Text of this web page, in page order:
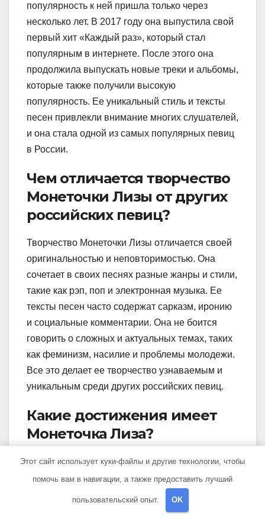
популярность к ней пришла только через
несколько лет. В 2017 году она выпустила свой
первый хит «Каждый раз», который стал
популярным в интернете. После этого она
продолжила выпускать новые треки и альбомы,
которые также получили высокую
популярность. Ее уникальный стиль и тексты
песен привлекли внимание многих слушателей,
и она стала одной из самых популярных певиц
в России.
Чем отличается творчество
Монеточки Лизы от других
российских певиц?
Творчество Монеточки Лизы отличается своей
оригинальностью и неповторимостью. Она
сочетает в своих песнях разные жанры и стили,
такие как рэп, поп и электронная музыка. Ее
тексты песен часто содержат сарказм, иронию
и социальные комментарии. Она не боится
говорить о сложных и актуальных темах, таких
как феминизм, насилие и проблемы молодежи.
Все это делает ее творчество узнаваемым и
уникальным среди других российских певиц.
Какие достижения имеет
Монеточка Лиза?
Монеточка Лиза имеет множество достижений
на музыкальной сцене. Ее песни стали хитами
и получили множество просмотров в
интернете. Она была номинирована на
Этот сайт использует куки-файлы и другие технологии, чтобы
помочь вам в навигации, а также предоставить лучший
пользовательский опыт. OK